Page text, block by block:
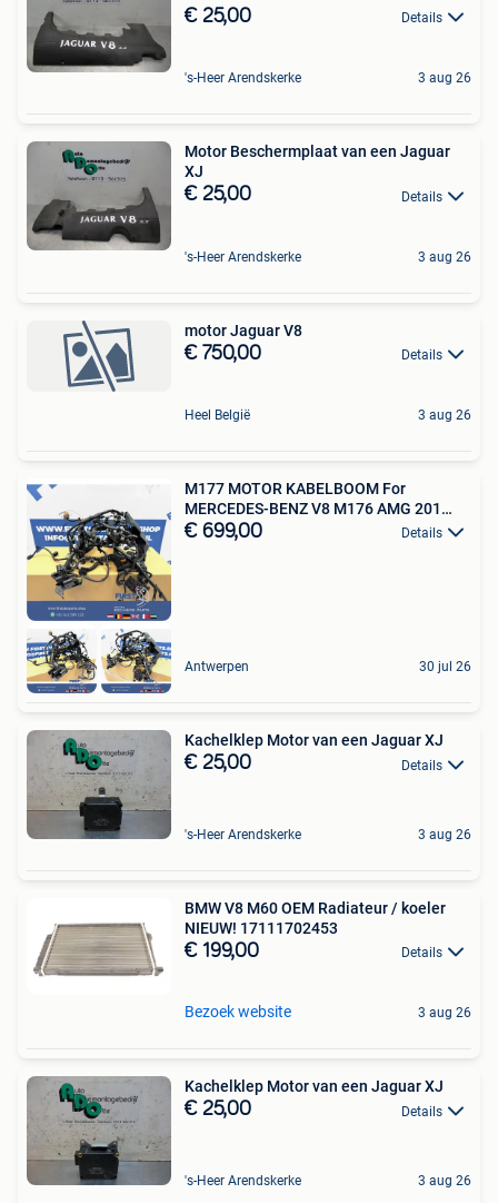
€ 25,00 Details
's-Heer Arendskerke 3 aug 26
Motor Beschermplaat van een Jaguar
XJ
€ 25,00 Details
's-Heer Arendskerke 3 aug 26
motor Jaguar V8
€ 750,00 Details
Heel België 3 aug 26
M177 MOTOR KABELBOOM For
MERCEDES-BENZ V8 M176 AMG 201
C63 G
€ 699,00 Details
Antwerpen 30 jul 26
Kachelklep Motor van een Jaguar XJ
€ 25,00 Details
's-Heer Arendskerke 3 aug 26
BMW V8 M60 OEM Radiateur / koeler
NIEUW! 17111702453
€ 199,00 Details
Bezoek website 3 aug 26
Kachelklep Motor van een Jaguar XJ
€ 25,00 Details
's-Heer Arendskerke 3 aug 26